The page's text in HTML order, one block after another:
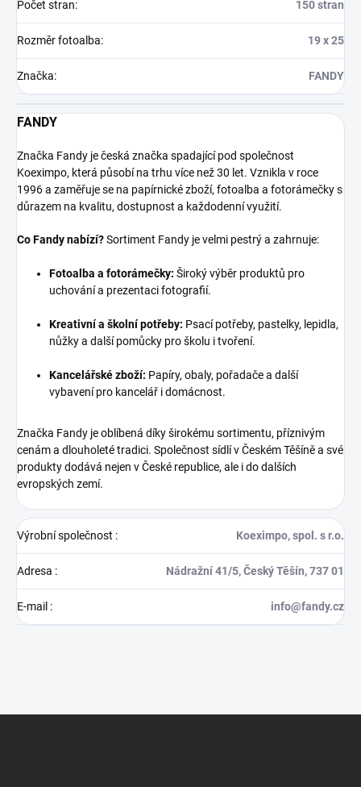
Počet stran: 150 stran
Rozměr fotoalba: 19 x 25
Značka: FANDY
FANDY
Značka Fandy je česká značka spadající pod společnost
Koeximpo, která působí na trhu více než 30 let. Vznikla v roce
1996 a zaměřuje se na papírnické zboží, fotoalba a fotorámečky s
důrazem na kvalitu, dostupnost a každodenní využití.
Co Fandy nabízí?Sortiment Fandy je velmi pestrý a zahrnuje:
Fotoalba a fotorámečky: Široký výběr produktů pro
uchování a prezentaci fotografií.
Kreativní a školní potřeby: Psací potřeby, pastelky, lepidla,
nůžky a další pomůcky pro školu i tvoření.
Kancelářské zboží: Papíry, obaly, pořadače a další
vybavení pro kancelář i domácnost.
Značka Fandy je oblíbená díky širokému sortimentu, příznivým
cenám a dlouholeté tradici. Společnost sídlí v Českém Těšíně a své
produkty dodává nejen v České republice, ale i do dalších
evropských zemí.
Výrobní společnost : Koeximpo, spol. s r.o.
Adresa : Nádražní 41/5, Český Těšín, 737 01
E-mail : info@fandy.cz